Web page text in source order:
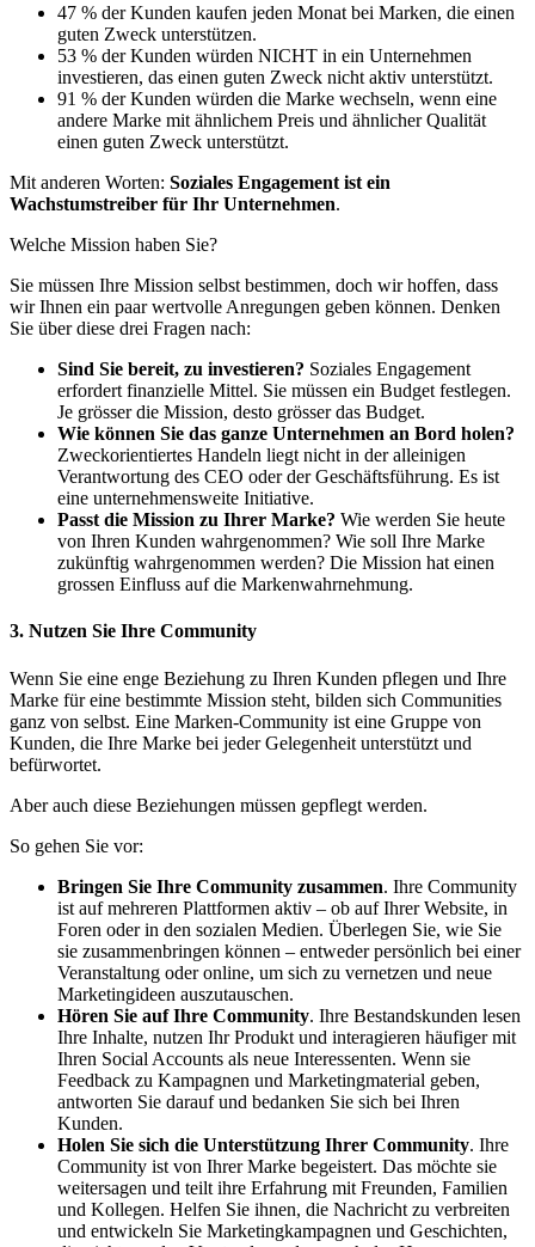
47 % der Kunden kaufen jeden Monat bei Marken, die einen
guten Zweck unterstützen.
53 % der Kunden würden NICHT in ein Unternehmen
investieren, das einen guten Zweck nicht aktiv unterstützt.
91 % der Kunden würden die Marke wechseln, wenn eine
andere Marke mit ähnlichem Preis und ähnlicher Qualität
einen guten Zweck unterstützt.
Mit anderen Worten: Soziales Engagement ist ein
Wachstumstreiber für Ihr Unternehmen.
Welche Mission haben Sie?
Sie müssen Ihre Mission selbst bestimmen, doch wir hoffen, dass
wir Ihnen ein paar wertvolle Anregungen geben können. Denken
Sie über diese drei Fragen nach:
Sind Sie bereit, zu investieren? Soziales Engagement
erfordert finanzielle Mittel. Sie müssen ein Budget festlegen.
Je grösser die Mission, desto grösser das Budget.
Wie können Sie das ganze Unternehmen an Bord holen?
Zweckorientiertes Handeln liegt nicht in der alleinigen
Verantwortung des CEO oder der Geschäftsführung. Es ist
eine unternehmensweite Initiative.
Passt die Mission zu Ihrer Marke? Wie werden Sie heute
von Ihren Kunden wahrgenommen? Wie soll Ihre Marke
zukünftig wahrgenommen werden? Die Mission hat einen
grossen Einfluss auf die Markenwahrnehmung.
3. Nutzen Sie Ihre Community
Wenn Sie eine enge Beziehung zu Ihren Kunden pflegen und Ihre
Marke für eine bestimmte Mission steht, bilden sich Communities
ganz von selbst. Eine Marken-Community ist eine Gruppe von
Kunden, die Ihre Marke bei jeder Gelegenheit unterstützt und
befürwortet.
Aber auch diese Beziehungen müssen gepflegt werden.
So gehen Sie vor:
Bringen Sie Ihre Community zusammen. Ihre Community
ist auf mehreren Plattformen aktiv – ob auf Ihrer Website, in
Foren oder in den sozialen Medien. Überlegen Sie, wie Sie
sie zusammenbringen können – entweder persönlich bei einer
Veranstaltung oder online, um sich zu vernetzen und neue
Marketingideen auszutauschen.
Hören Sie auf Ihre Community. Ihre Bestandskunden lesen
Ihre Inhalte, nutzen Ihr Produkt und interagieren häufiger mit
Ihren Social Accounts als neue Interessenten. Wenn sie
Feedback zu Kampagnen und Marketingmaterial geben,
antworten Sie darauf und bedanken Sie sich bei Ihren
Kunden.
Holen Sie sich die Unterstützung Ihrer Community. Ihre
Community ist von Ihrer Marke begeistert. Das möchte sie
weitersagen und teilt ihre Erfahrung mit Freunden, Familien
und Kollegen. Helfen Sie ihnen, die Nachricht zu verbreiten
und entwickeln Sie Marketingkampagnen und Geschichten,